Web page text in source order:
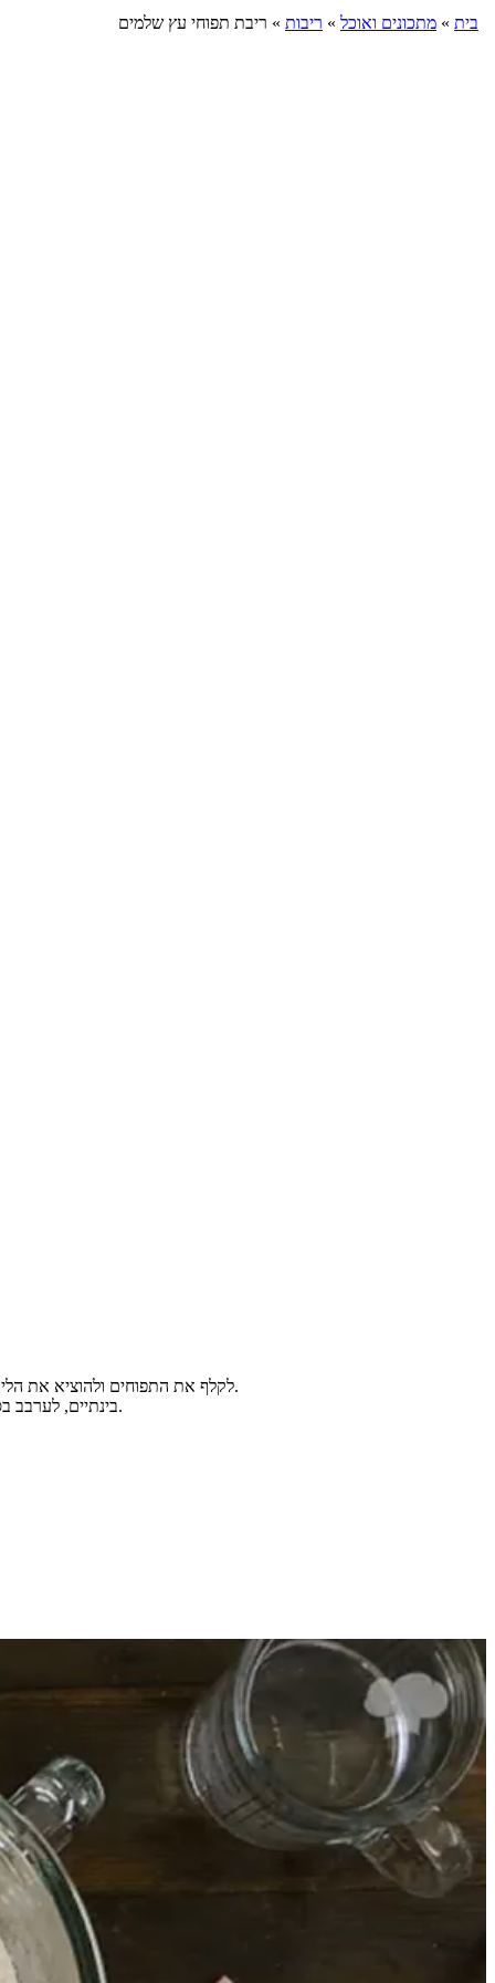
בית » מתכונים ואוכל » ריבות » ריבת תפוחי עץ שלמים
לקלף את התפוחים ולהוציא את הליבה בעדינות. להשרות את התפוחים כ- 5 דקות במים ומיץ הלימון כדי שלא ישחירו (שהתפוחים לא יישארו בחוץ אפילו לרגע, אחרת הם ישחירו).
בינתיים, לערבב בסיר את המים, הסוכר, סוכר הוניל והמיץ מהלימון השלם. לסדר את התפוחים על הסוכר ולהביא לרתיחה על להבה נמוכה עד שהסוכר יימס לאט.